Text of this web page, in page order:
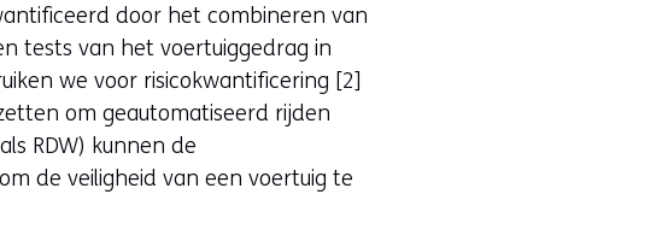
door het combineren van
tests van het voertuiggedrag in
we voor risicokwantificering [2]
om geautomatiseerd rijden
RDW) kunnen de
de veiligheid van een voertuig te